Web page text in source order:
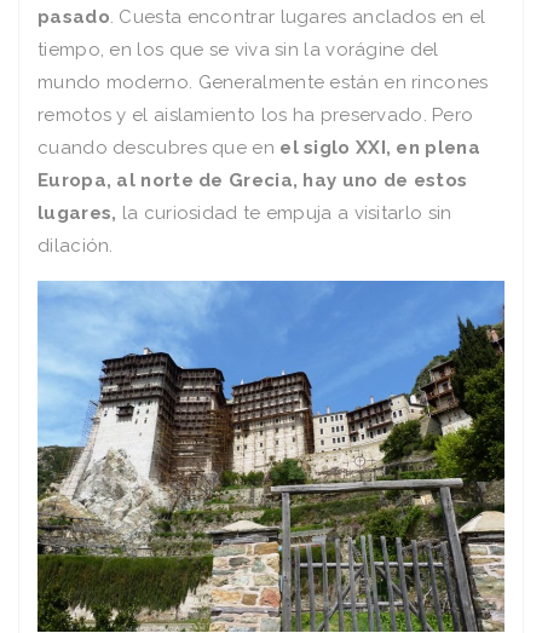
pasado. Cuesta encontrar lugares anclados en el
tiempo, en los que se viva sin la vorágine del
mundo moderno. Generalmente están en rincones
remotos y el aislamiento los ha preservado. Pero
cuando descubres que en el siglo XXI, en plena
Europa, al norte de Grecia, hay uno de estos
lugares, la curiosidad te empuja a visitarlo sin
dilación.